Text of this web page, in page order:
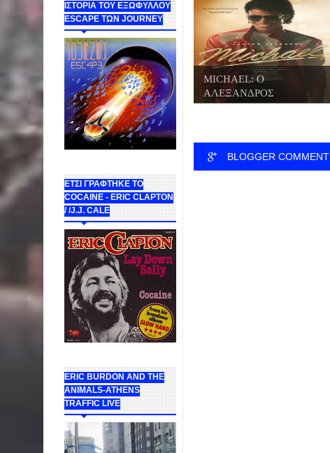
ΙΣΤΟΡΙΑ ΤΟΥ ΕΞΩΦΥΛΛΟΥ
ESCAPE ΤΩΝ JOURNEY
ΕΤΣΙ ΓΡΑΦΤΗΚΕ ΤΟ
COCAINE - ERIC CLAPTON
/ /J.J. CALE
ERIC BURDON AND THE
ANIMALS-ATHENS
TRAFFIC LIVE
MICHAEL: Ο
ΑΛΕΞΑΝΔΡΟΣ
ΡΙΧΑΡΔΟΣ ΕΙΔΕ...
BLOGGER COMMENT